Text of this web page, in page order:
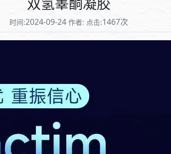
时间:2024-09-24 作者: 点击:1467次